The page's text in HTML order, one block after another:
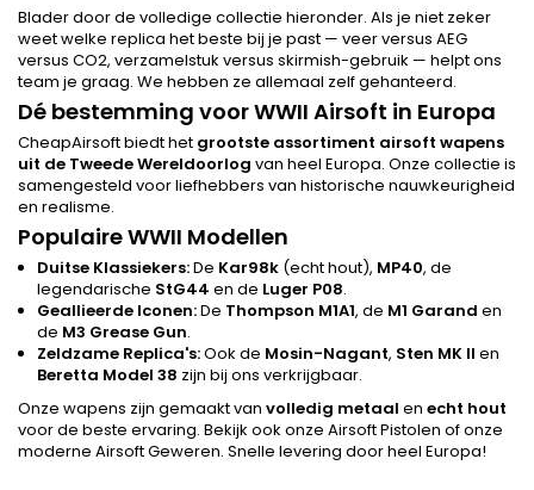
Blader door de volledige collectie hieronder. Als je niet zeker
weet welke replica het beste bij je past — veer versus AEG
versus CO2, verzamelstuk versus skirmish-gebruik — helpt ons
team je graag. We hebben ze allemaal zelf gehanteerd.
Dé bestemming voor WWII Airsoft in Europa
CheapAirsoft biedt het grootste assortiment airsoft wapens
uit de Tweede Wereldoorlog van heel Europa. Onze collectie is
samengesteld voor liefhebbers van historische nauwkeurigheid
en realisme.
Populaire WWII Modellen
Duitse Klassiekers:De Kar98k (echt hout), MP40, de
legendarische StG44 en de Luger P08.
Geallieerde Iconen:De Thompson M1A1, de M1 Garand en
de M3 Grease Gun.
Zeldzame Replica's:Ook de Mosin-Nagant, Sten MK II en
Beretta Model 38 zijn bij ons verkrijgbaar.
Onze wapens zijn gemaakt van volledig metaal en echt hout
voor de beste ervaring. Bekijk ook onze Airsoft Pistolen of onze
moderne Airsoft Geweren. Snelle levering door heel Europa!